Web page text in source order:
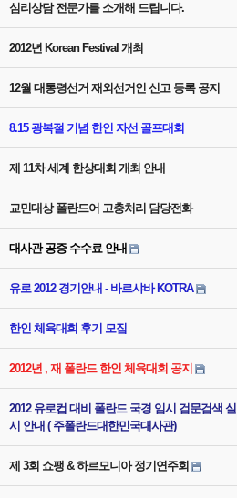
심리상담 전문가를 소개해 드립니다.
2012년 Korean Festival 개최
12월 대통령선거 재외선거인 신고 등록 공지
8.15 광복절 기념 한인 자선 골프대회
제 11차 세계 한상대회 개최 안내
교민대상 폴란드어 고충처리 담당전화
대사관 공증 수수료 안내
유로 2012 경기안내 - 바르샤바 KOTRA
한인 체육대회 후기 모집
2012년 , 재 폴란드 한인 체육대회 공지
2012 유로컵 대비 폴란드 국경 임시 검문검색 실
시 안내 ( 주폴란드대한민국대사관)
제 3회 쇼팽 & 하르모니아 정기연주회